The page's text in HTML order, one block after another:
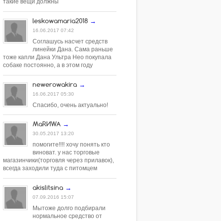
такие вещи должны
leskowamaria2018 →
16.06.2017 07:42
Соглашусь насчет средств
линейки Дана. Сама раньше
тоже капли Дана Ультра Нео покупала
собаке постоянно, а в этом году
newerowakira →
16.06.2017 05:30
Спасибо, очень актуально!
МаRИWA →
30.05.2017 13:20
помогите!!!! хочу понять кто
виноват. у нас торговые
магазинчики(торговля через прилавок),
всегда заходили туда с питомцем
akislitsina →
07.09.2016 15:07
Мытоже долго подбирали
нормальное средство от